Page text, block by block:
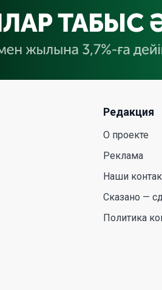
Редакция
О проекте
Реклама
Наши
Сказано —
Политика